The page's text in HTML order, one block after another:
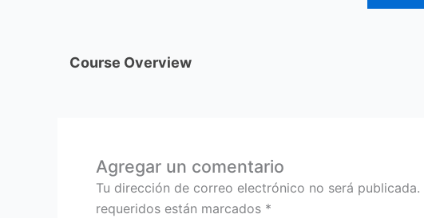
Course Overview
Agregar un comentario
Tu dirección de correo electrónico no será publicada.
requeridos están marcados *